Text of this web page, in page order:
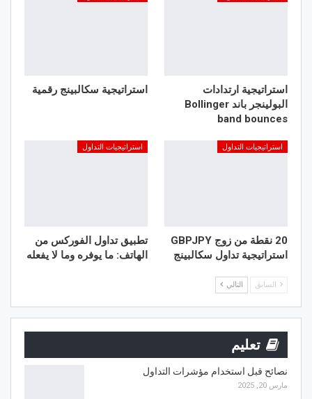
استراتيجية ارتدادات
البولينجر باند Bollinger
band bounces
استراتيجية سكالبينج رقمية
استراتيجيات التداول
20 نقطة من زوج GBPJPY
استراتيجية تداول سكالبينج
استراتيجيات التداول
تطبيق تداول الفوركس من
الهاتف: ما يوفره وما لا يفعله
السابق التالي
تعليم
نصائح قبل استخدام مؤشرات التداول
مارس 20, 2025